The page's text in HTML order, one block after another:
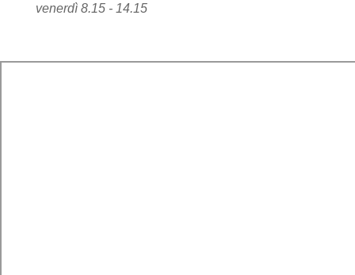
venerdì 8.15 - 14.15